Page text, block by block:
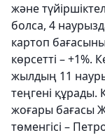
және
болса, 4
картоп
көрсетті – +1%.
жылдың 11
теңгені
жоғары бағасы
төменгісі –